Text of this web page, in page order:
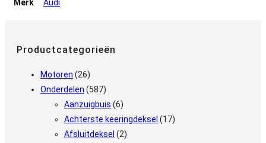
Merk Audi
Productcategorieën
Motoren (26)
Onderdelen (587)
Aanzuigbuis (6)
Achterste keeringdeksel (17)
Afsluitdeksel (2)